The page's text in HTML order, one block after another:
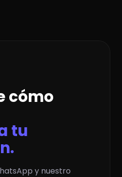
cómo
tu
y nuestro